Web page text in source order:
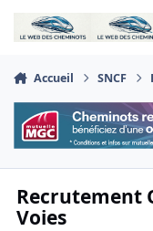
Aller au contenu
Accueil SNCF
Recrutement
Voies